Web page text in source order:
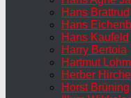
Hans Brattrud
Hans
Hans Kaufeld
Harry Bertoia
Hartmut
Herber Hirche
Horst Brüning